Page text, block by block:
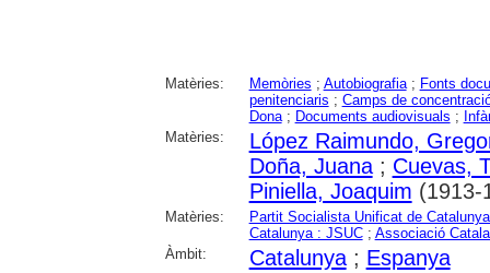
Matèries: Memòries ; Autobiografia; Fonts
penitenciaris ; Camps de
Dona; Documents audiovisuals ;
Matèries:
López Raimundo,
Doña, Juana; Cuevas,
Piniella, Joaquim
Matèries:
Partit Socialista Unificat de
Catalunya : JSUC; Associació
Àmbit:
Catalunya; Espanya